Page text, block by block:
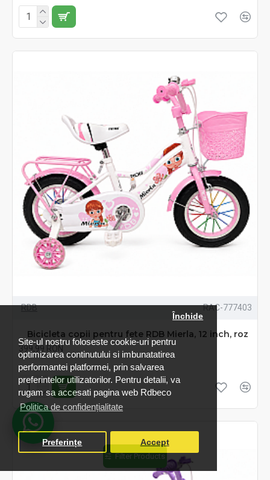
Site-ul nostru foloseste cookie-uri pentru
optimizarea continutului si imbunatatirea
performantei platformei, prin salvarea
preferintelor utilizatorilor. Pentru detalii, va
rugam sa accesati pagina web Rdbeco
Politica de confidențialitate
Închide
Preferințe Accept
RDB RAC-777403
Bicicleta copii pentru fete RDB Mierla, 12 inch, roz
399,99 RON
Fără TVA:399,99 RON
Filter Products